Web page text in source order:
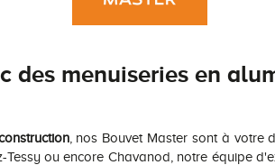
des menuiseries en
, nos Bouvet Master sont à votre
Tessy ou encore Chavanod, notre équipe